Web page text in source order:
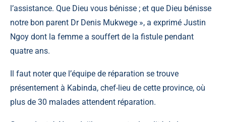
l’assistance. Que Dieu vous bénisse ; et que Dieu bénisse
notre bon parent Dr Denis Mukwege », a exprimé Justin
Ngoy dont la femme a souffert de la fistule pendant
quatre ans.
Il faut noter que l’équipe de réparation se trouve
présentement à Kabinda, chef-lieu de cette province, où
plus de 30 malades attendent réparation.